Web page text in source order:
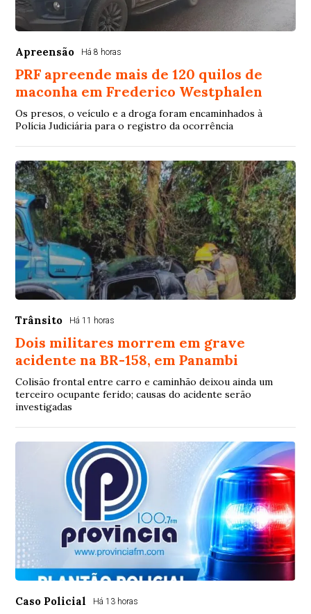
Apreensão Há 8 horas
PRF apreende mais de 120 quilos de
maconha em Frederico Westphalen
Os presos, o veículo e a droga foram encaminhados à
Polícia Judiciária para o registro da ocorrência
Trânsito Há 11 horas
Dois militares morrem em grave
acidente na BR-158, em Panambi
Colisão frontal entre carro e caminhão deixou ainda um
terceiro ocupante ferido; causas do acidente serão
investigadas
Caso Policial Há 13 horas